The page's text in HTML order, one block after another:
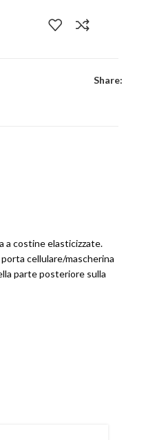
Share:
a costine elasticizzate.
cellulare/mascherina
parte posteriore sulla